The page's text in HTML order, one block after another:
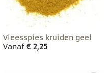
Vleesspies kruiden geel
Vanaf €2,25